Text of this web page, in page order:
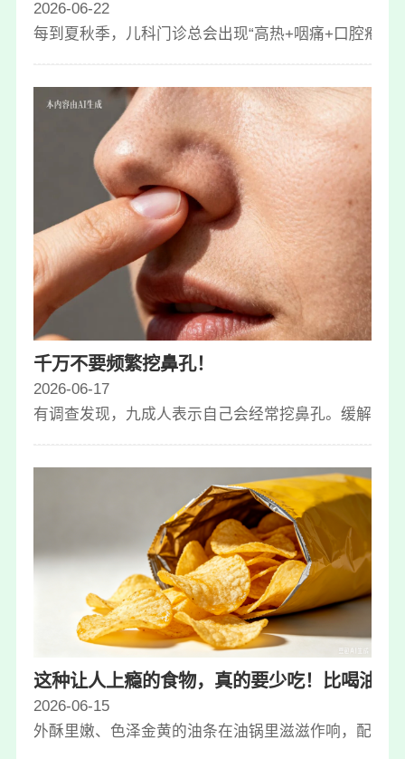
2026-06-22
每到夏秋季，儿科门诊总会出现“高热+咽痛+口腔疱疹
千万不要频繁挖鼻孔！
2026-06-17
有调查发现，九成人表示自己会经常挖鼻孔。缓解鼻
这种让人上瘾的食物，真的要少吃！比喝油还
2026-06-15
外酥里嫩、色泽金黄的油条在油锅里滋滋作响，配上